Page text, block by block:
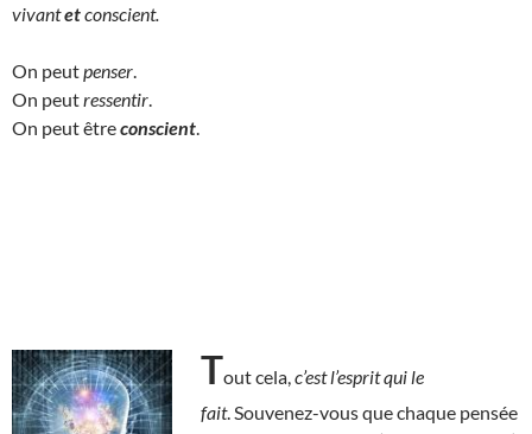
vivantetconscient.
On peutpenser
On peutressentir
On peut êtreconscient
Tout cela, c’est l’esprit qui le
fait. Souvenez-vous que chaque pensée